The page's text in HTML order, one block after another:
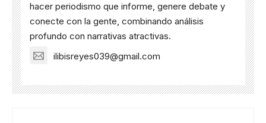
hacer periodismo que informe, genere debate y
conecte con la gente, combinando análisis
profundo con narrativas atractivas.
ilibisreyes039@gmail.com